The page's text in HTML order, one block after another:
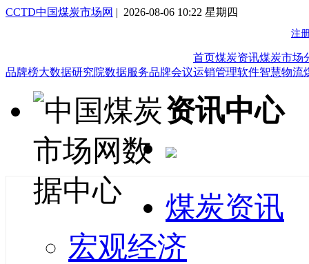
CCTD中国煤炭市场网 | 2026-08-06 10:22 星期四
首页煤炭资讯煤炭市场
品牌榜大数据研究院数据服务品牌会议运销管理软件智慧物流
资讯中心
煤炭资讯
宏观经济